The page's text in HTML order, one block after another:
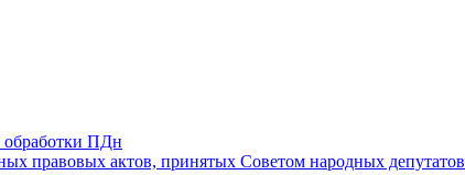
ПДн
правовых актов, принятых Советом народных депутатов